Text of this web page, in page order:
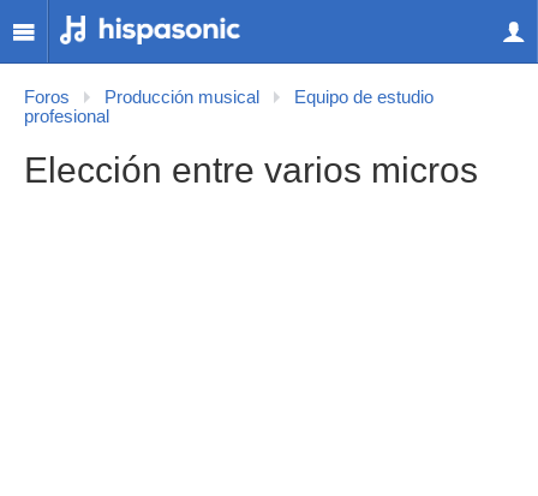
Foros Producción musical
Equipo de estudio
profesional
Elección entre varios micros